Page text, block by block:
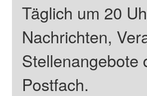
Täglich um 20
Nachrichten,
Stellenangebote
Postfach.